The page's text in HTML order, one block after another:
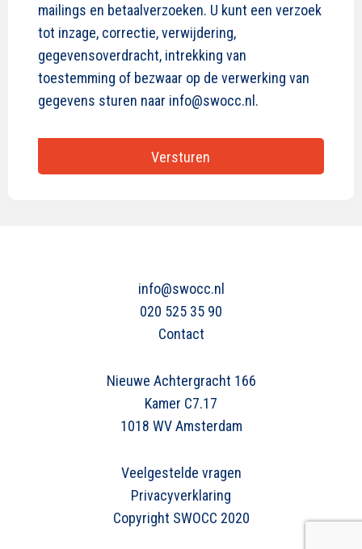
mailings en betaalverzoeken. U kunt een verzoek
tot inzage, correctie, verwijdering,
gegevensoverdracht, intrekking van
toestemming of bezwaar op de verwerking van
gegevens sturen naar info@swocc.nl.
info@swocc.nl
020 525 35 90
Contact
Nieuwe Achtergracht 166
Kamer C7.17
1018 WV Amsterdam
Veelgestelde vragen
Privacyverklaring
Copyright SWOCC 2020